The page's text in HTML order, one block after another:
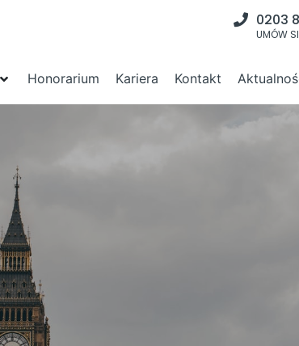
0203
UMÓW
Honorarium Kariera Kontakt